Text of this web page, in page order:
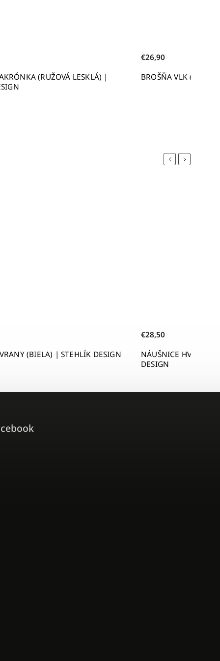
(RUŽOVÁ LESKLÁ) |
BROŠŇA VLK
€26,90
Previous
(BIELA) | STEHLÍK DESIGN
NÁUŠNICE HVIEZDY
DESIGN
€28,50
Next